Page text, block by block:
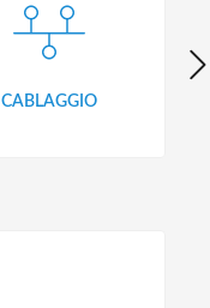
CABLAGGIO